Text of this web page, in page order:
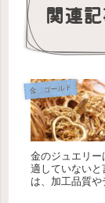
関連
金 ゴールド
金のジュエリ
適していない
は、加工品質